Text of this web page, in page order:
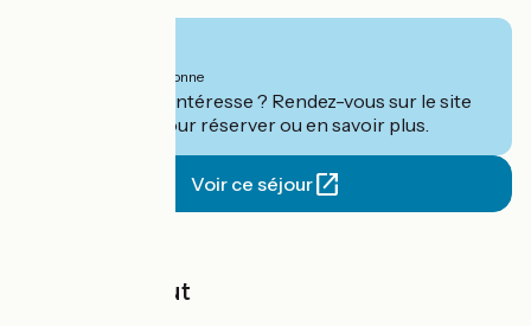
par personne
Ce séjour vous intéresse ? Rendez-vous sur le site
pour réserver ou en savoir plus.
Voir ce séjour
Le prix inclut